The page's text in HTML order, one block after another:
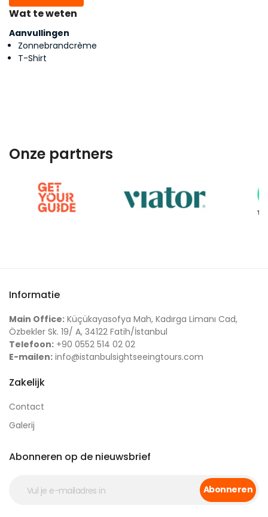
Wat te weten
Aanvullingen
Zonnebrandcrème
T-Shirt
Onze partners
Informatie
Main Office: Küçükayasofya Mah, Kadırga Limanı Cad,
Özbekler Sk. 19/ A, 34122 Fatih/İstanbul
Telefoon: +90 0552 514 02 02
E-mailen: info@istanbulsightseeingtours.com
Zakelijk
Contact
Galerij
Abonneren op de nieuwsbrief
Abonneren